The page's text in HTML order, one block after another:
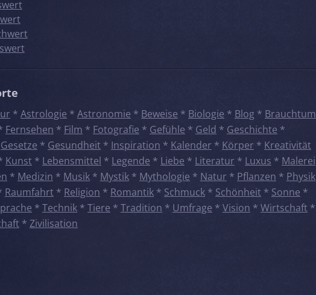
* Astrologie * Astronomie * Beweise * Biologie * Blog * Brauchtum
Fernsehen * Film * Fotografie * Gefühle * Geld * Geschichte *
Gesetze * Gesundheit * Inspiration * Kalender * Körper * Kreativität
Kunst * Lebensmittel * Legende * Liebe * Literatur * Luxus * Malerei
* Medizin * Musik * Mystik * Mythologie * Natur * Pflanzen * Physik
Raumfahrt * Religion * Romantik * Schmuck * Schönheit * Sonne *
* Technik * Tiere * Tradition * Umfrage * Vision * Wirtschaft *
* Zivilisation